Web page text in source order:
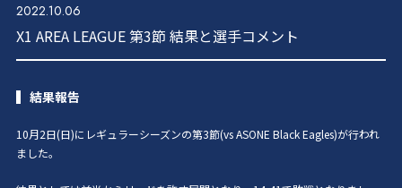
2022.10.06
X1 AREA LEAGUE 第3節 結果と選手コメント
結果報告
10月2日(日)にレギュラーシーズンの第3節(vs ASONE Black Eagles)が行われ
ました。